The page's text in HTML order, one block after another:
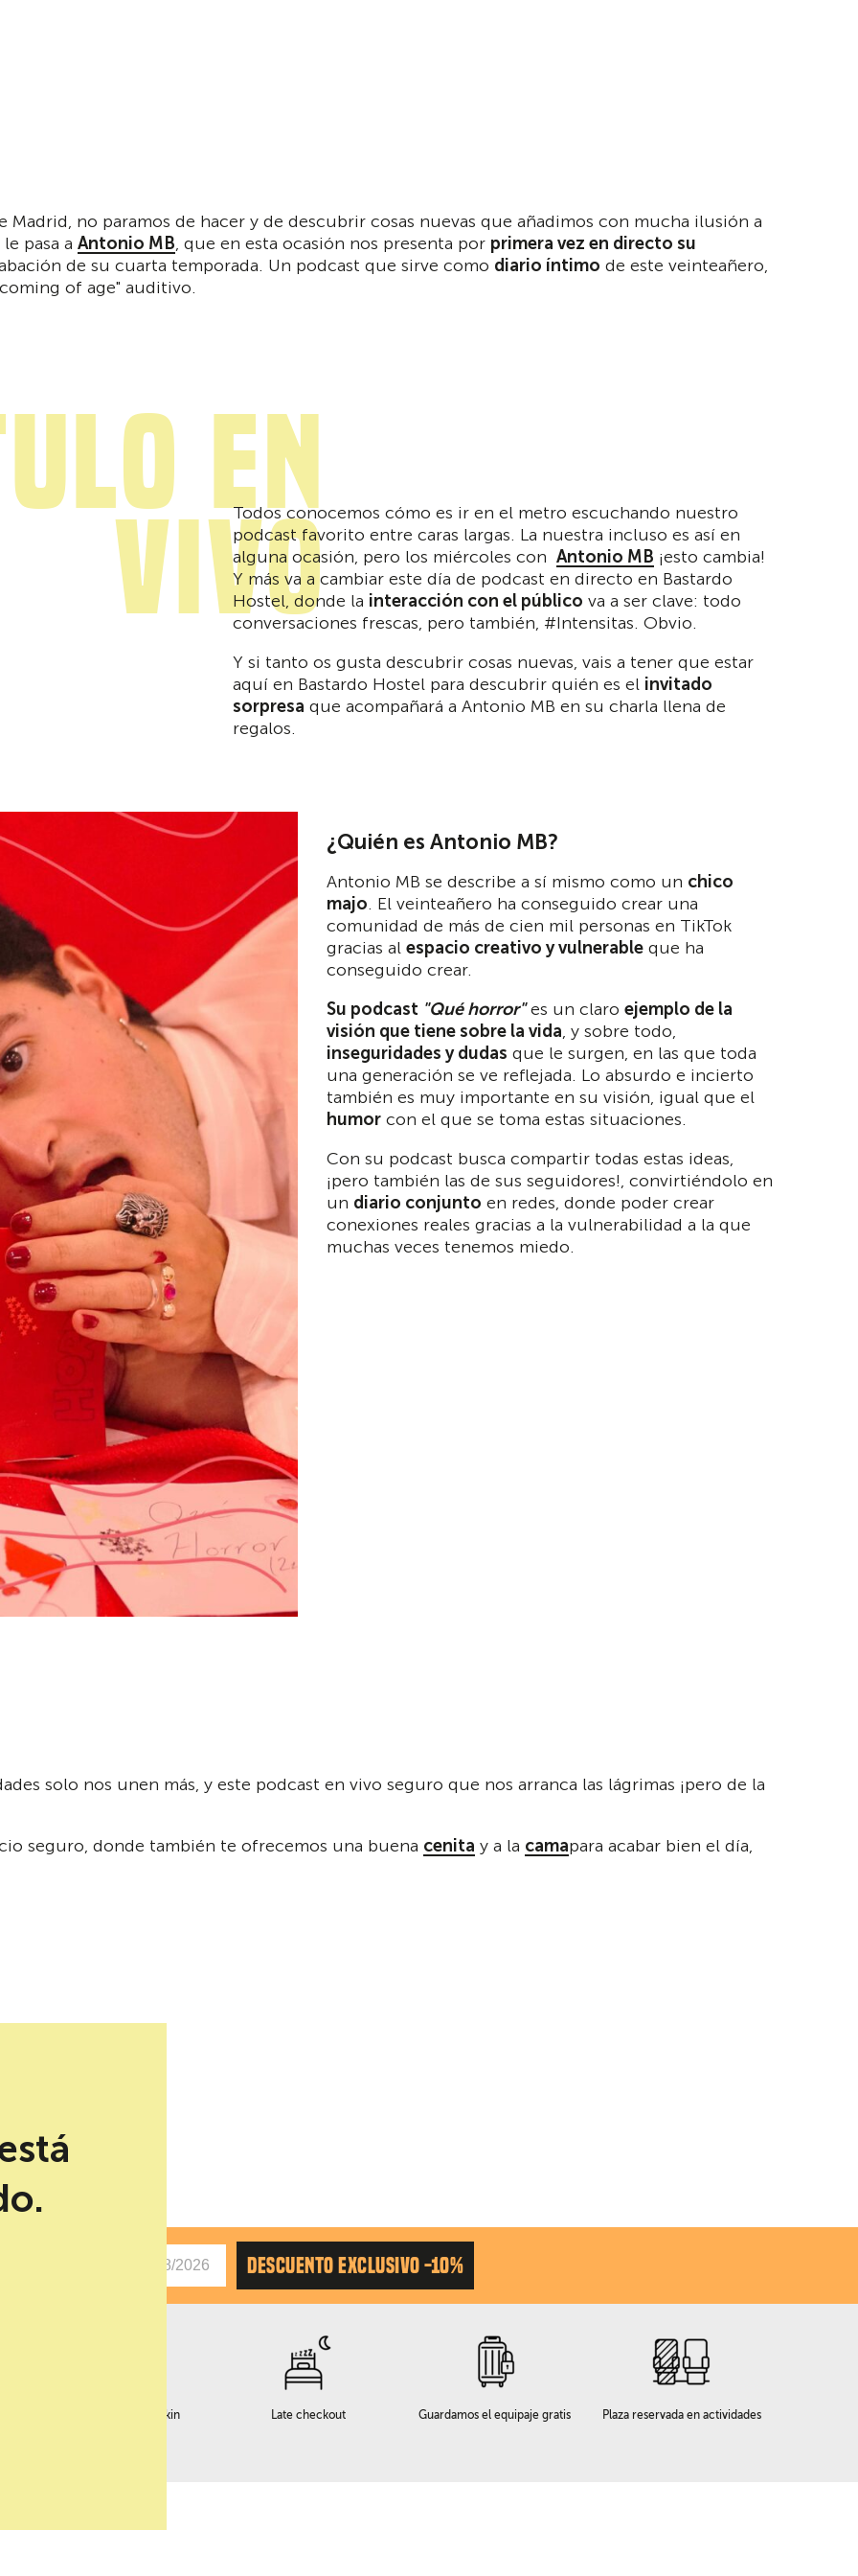
no paramos de hacer y de descubrir cosas nuevas que añadimos con mucha ilusión a
pasa a Antonio MB, que en esta ocasión nos presenta por primera vez en directo su
de su cuarta temporada. Un podcast que sirve como diario íntimo de este veinteañero,
of age" auditivo.
en
vivoTodos conocemos cómo es ir en el metro escuchando nuestro
podcast favorito entre caras largas. La nuestra incluso es así en
alguna ocasión, pero los miércoles conAntonio MB ¡esto cambia!
Y más va a cambiar este día de podcast en directo en Bastardo
Hostel, donde la interacción con el público va a ser clave: todo
conversaciones frescas, pero también, #Intensitas. Obvio.
Y si tanto os gusta descubrir cosas nuevas, vais a tener que estar
aquí en Bastardo Hostel para descubrir quién es el invitado
sorpresa que acompañará a Antonio MB en su charla llena de
regalos.
¿Quién es Antonio MB?
Antonio MB se describe a sí mismo como un chico
majo. El veinteañero ha conseguido crear una
comunidad de más de cien mil personas en TikTok
gracias al espacio creativo y vulnerable que ha
conseguido crear.
Su podcast "Qué horror"es un claro ejemplo de la
visión que tiene sobre la vida, y sobre todo,
inseguridades y dudas que le surgen, en las que toda
una generación se ve reflejada. Lo absurdo e incierto
también es muy importante en su visión, igual que el
humor con el que se toma estas situaciones.
Con su podcast busca compartir todas estas ideas,
¡pero también las de sus seguidores!, convirtiéndolo en
un diario conjunto en redes, donde poder crear
conexiones reales gracias a la vulnerabilidad a la que
muchas veces tenemos miedo.
solo nos unen más, y este podcast en vivo seguro que nos arranca las lágrimas ¡pero de la
seguro, donde también te ofrecemos una buena cenita y a la camapara acabar bien el día,
DESCUENTO EXCLUSIVO -10%
Servicio early checkin Late checkout Guardamos el equipaje gratis Plaza reservada en actividades